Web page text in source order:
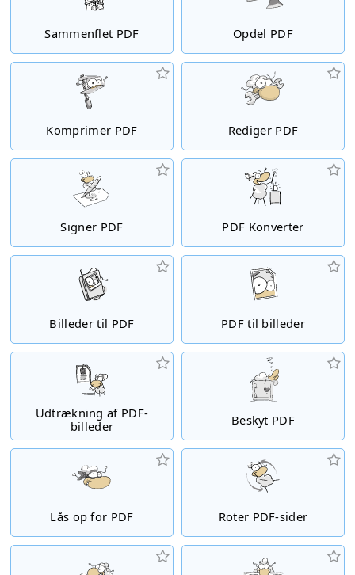
Sammenflet PDF Opdel PDF
Komprimer PDF Rediger PDF
Signer PDF PDF Konverter
Billeder til PDF PDF til billeder
Udtrækning af PDF-
billeder
Beskyt PDF
Lås op for PDF Roter PDF-sider